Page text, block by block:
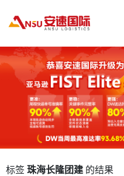
标签 珠海长隆团建 的结果